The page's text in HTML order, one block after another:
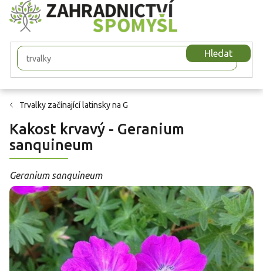
Přejít
na
obsah
Hledat
Trvalky začínající latinsky na G
Kakost krvavý - Geranium
sanquineum
Geranium sanquineum